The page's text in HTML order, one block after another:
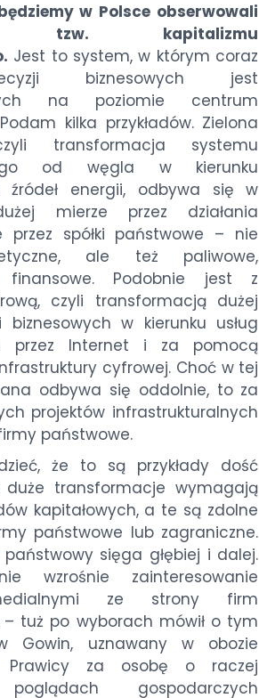
w Polsce obserwowali
tzw. kapitalizmu
Jest to system, w którym coraz
biznesowych jest
na poziomie centrum
kilka przykładów. Zielona
transformacja systemu
od węgla w kierunku
źródeł energii, odbywa się w
mierze przez działania
przez spółki państwowe – nie
ale też paliwowe,
finansowe. Podobnie jest z
czyli transformacją dużej
w kierunku usług
przez Internet i za pomocą
cyfrowej. Choć w tej
odbywa się oddolnie, to za
projektów infrastrukturalnych
państwowe.
że to są przykłady dość
duże transformacje wymagają
kapitałowych, a te są zdolne
państwowe lub zagraniczne.
sięga głębiej i dalej.
wzrośnie zainteresowanie
ze strony firm
tuż po wyborach mówił o tym
Gowin, uznawany w obozie
Prawicy za osobę o raczej
gospodarczych